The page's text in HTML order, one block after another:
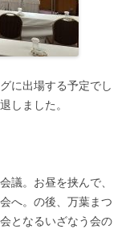
に出場する予定でし
しました。
議。お昼を挟んで、
へ。の後、万葉まつ
となるいざなう会の